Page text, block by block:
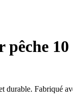
pêche
durable. Fabriqué